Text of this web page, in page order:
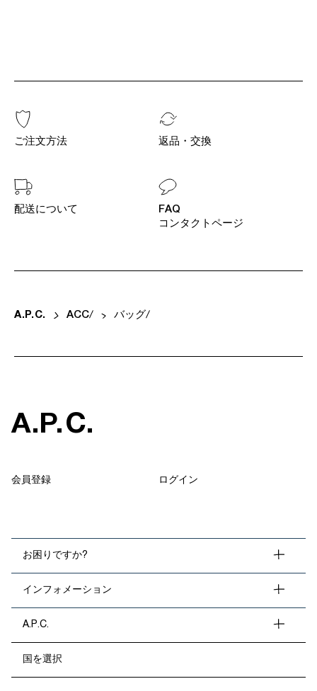
ご注文方法 返品・交換
配送について
FAQ
コンタクトページ
A. P. C. ACC バッグ
A.P.C.
会員登録 ログイン
お困りですか?
インフォメーション
A.P.C.
国を選択